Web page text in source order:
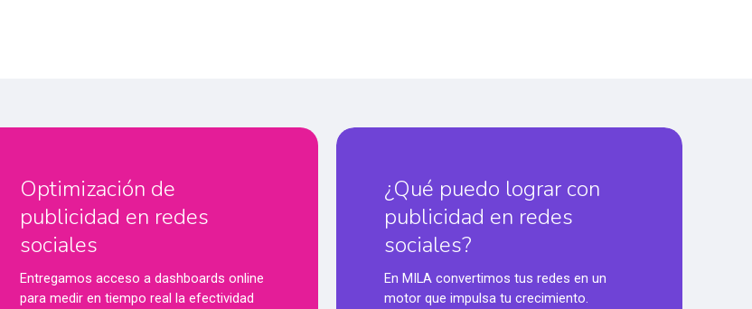
Optimización de
publicidad en redes
sociales
Entregamos acceso a dashboards online
para medir en tiempo real la efectividad
¿Qué puedo lograr con
publicidad en redes
sociales?
En MILA convertimos tus redes en un
motor que impulsa tu crecimiento.